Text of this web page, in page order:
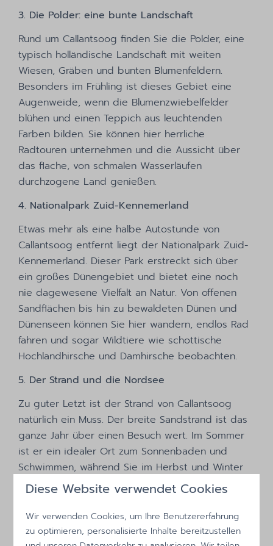
3. Die Polder: eine bunte Landschaft
Rund um Callantsoog finden Sie die Polder, eine
typisch holländische Landschaft mit weiten
Wiesen, Gräben und bunten Blumenfeldern.
Besonders im Frühling ist dieses Gebiet eine
Augenweide, wenn die Blumenzwiebelfelder
blühen und einen Teppich aus leuchtenden
Farben bilden. Sie können hier herrliche
Radtouren unternehmen und die Aussicht über
das flache, von schmalen Wasserläufen
durchzogene Land genießen.
4. Nationalpark Zuid-Kennemerland
Etwas mehr als eine halbe Autostunde von
Callantsoog entfernt liegt der Nationalpark Zuid-
Kennemerland. Dieser Park erstreckt sich über
ein großes Dünengebiet und bietet eine noch
nie dagewesene Vielfalt an Natur. Von offenen
Sandflächen bis hin zu bewaldeten Dünen und
Dünenseen können Sie hier wandern, endlos Rad
fahren und sogar Wildtiere wie schottische
Hochlandhirsche und Damhirsche beobachten.
5. Der Strand und die Nordsee
Zu guter Letzt ist der Strand von Callantsoog
natürlich ein Muss. Der breite Sandstrand ist das
ganze Jahr über einen Besuch wert. Im Sommer
ist er ein idealer Ort zum Sonnenbaden und
Schwimmen, während Sie im Herbst und Winter
lange Strandspaziergänge unternehmen und den
Unterwegs können Sie ungewöhnliche Muscheln
finden oder Seehunde in der Brandung
Diese Website verwendet Cookies
Wir verwenden Cookies, um Ihre Benutzererfahrung
zu optimieren, personalisierte Inhalte bereitzustellen